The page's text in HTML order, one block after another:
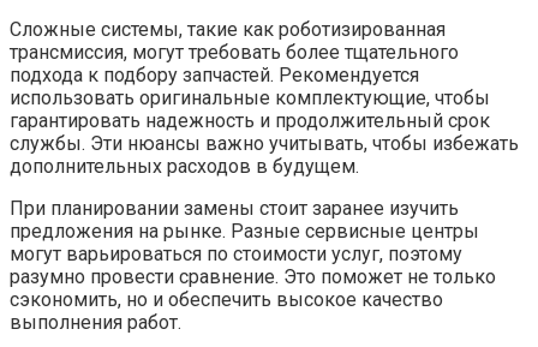
Сложные системы, такие как роботизированная
трансмиссия, могут требовать более тщательного
подхода к подбору запчастей. Рекомендуется
использовать оригинальные комплектующие, чтобы
гарантировать надежность и продолжительный срок
службы. Эти нюансы важно учитывать, чтобы избежать
дополнительных расходов в будущем.
При планировании замены стоит заранее изучить
предложения на рынке. Разные сервисные центры
могут варьироваться по стоимости услуг, поэтому
разумно провести сравнение. Это поможет не только
сэкономить, но и обеспечить высокое качество
выполнения работ.